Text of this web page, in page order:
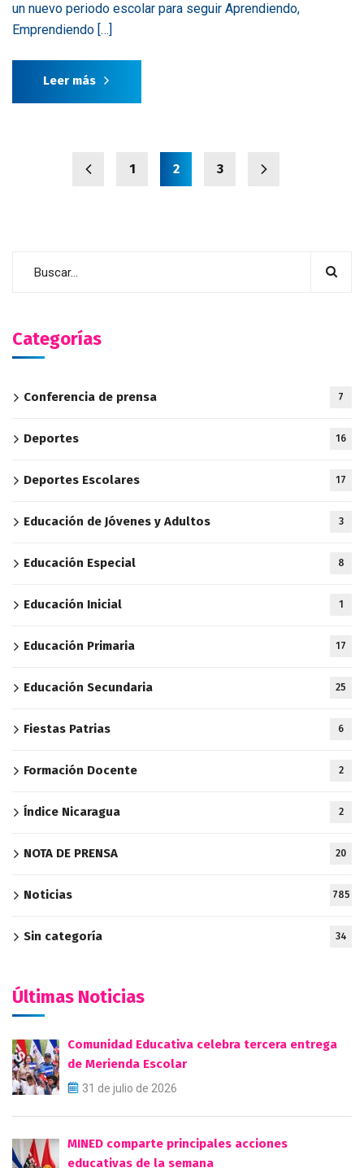
un nuevo periodo escolar para seguir Aprendiendo,
Emprendiendo […]
Leer más
1 2 3
Categorías
Conferencia de prensa 7
Deportes 16
Deportes Escolares 17
Educación de Jóvenes y Adultos 3
Educación Especial 8
Educación Inicial 1
Educación Primaria 17
Educación Secundaria 25
Fiestas Patrias 6
Formación Docente 2
Índice Nicaragua 2
NOTA DE PRENSA 20
Noticias 785
Sin categoría 34
Últimas Noticias
Comunidad Educativa celebra tercera entrega
de Merienda Escolar
31 de julio de 2026
MINED comparte principales acciones
educativas de la semana